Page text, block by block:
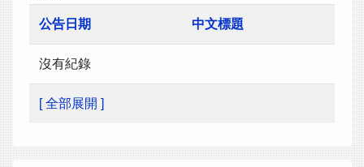
公告日期 中文標題
沒有紀錄
[ 全部展開 ]